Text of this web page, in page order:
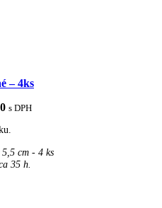
– 4ks
s DPH
cm - 4 ks
35 h.